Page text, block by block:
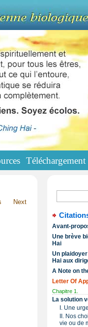
Téléchargement
Next
Avant-
Une brève
Hai
Un
Hai aux
A Note on
Letter Of
Chapitre 1.
La solution
I. Une
II. Nos
vie ou de